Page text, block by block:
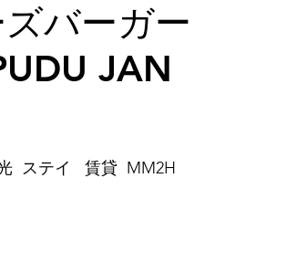
School(J)
バーガー
JAN
ステイ   賃貸  MM2H